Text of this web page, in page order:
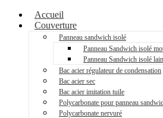
Accueil
Couverture
Panneau sandwich isolé
Panneau Sandwich isolé
Panneau Sandwich isolé
Bac acier régulateur de condensation
Bac acier sec
Bac acier imitation tuile
Polycarbonate pour panneau
Polycarbonate nervuré